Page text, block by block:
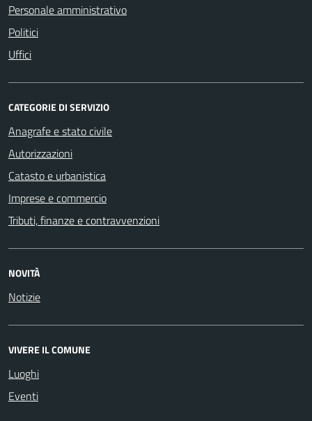
Personale amministrativo
Politici
Uffici
CATEGORIE DI SERVIZIO
Anagrafe e stato civile
Autorizzazioni
Catasto e urbanistica
Imprese e commercio
Tributi, finanze e contravvenzioni
NOVITÀ
Notizie
VIVERE IL COMUNE
Luoghi
Eventi